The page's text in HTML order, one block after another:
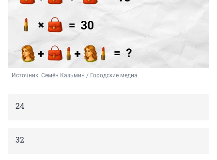
Источник: Семён Казьмин / Городские медиа
24
32